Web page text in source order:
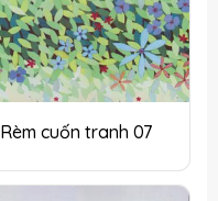
Rèm cuốn tranh 07